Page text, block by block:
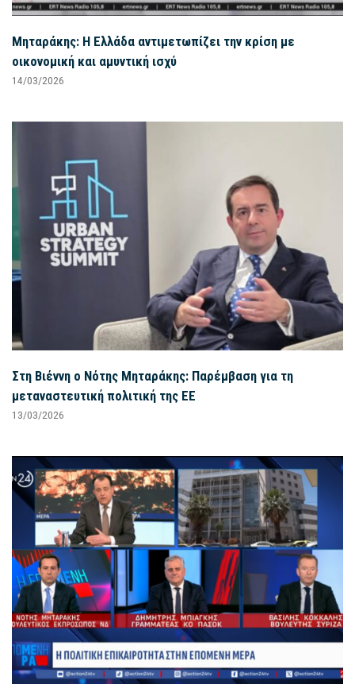
Μηταράκης: Η Ελλάδα αντιμετωπίζει την κρίση με
οικονομική και αμυντική ισχύ
14/03/2026
Στη Βιέννη ο Νότης Μηταράκης: Παρέμβαση για τη
μεταναστευτική πολιτική της ΕΕ
13/03/2026